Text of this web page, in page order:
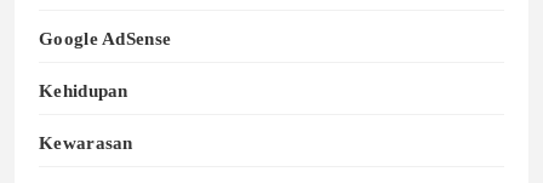
Google AdSense
Kehidupan
Kewarasan